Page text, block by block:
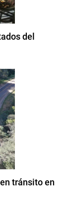
del
tránsito en